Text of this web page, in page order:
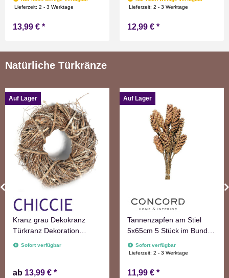
Flammen Effect für
hoch
Lieferzeit:2 - 3 Werktage
13,99 € *
Flammen Effect für
hoch
Lieferzeit:2 - 3 Werktage
12,99 € *
Natürliche Türkränze
Auf Lager
Kranz grau Dekokranz
Türkranz Dekoration
Wanddekoration
Sofort verfügbar
ab 13,99 € *
Auf Lager
Tannenzapfen am Stiel
5x65cm 5 Stück im Bund
natur Adventskranzdeko
Sofort verfügbar
Lieferzeit:2 - 3 Werktage
11,99 € *